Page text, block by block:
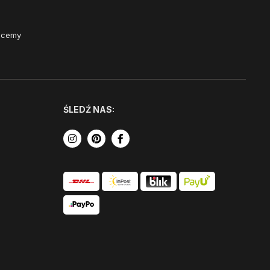
ŚLEDŹ NAS: